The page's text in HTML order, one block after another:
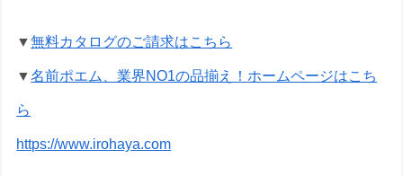
▼無料カタログのご請求はこちら
▼名前ポエム、業界NO1の品揃え！ホームページはこち
ら
https://www.irohaya.com